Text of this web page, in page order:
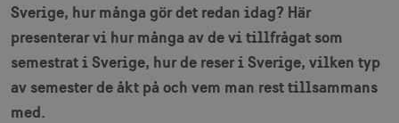
Sverige, hur många gör det redan idag? Här
presenterar vi hur många av de vi tillfrågat som
semestrat i Sverige, hur de reser i Sverige, vilken typ
av semester de åkt på och vem man rest tillsammans
med.